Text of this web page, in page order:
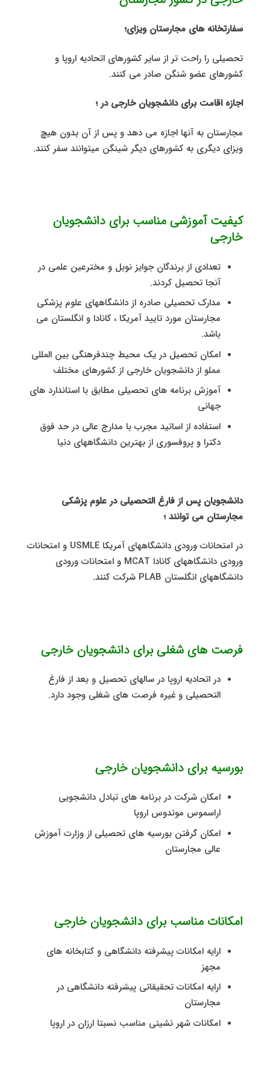
سفارتخانه های مجارستان ویزای؛
تحصیلی را راحت تر از سایر کشورهای اتحادیه اروپا و
کشورهای عضو شنگن صادر می کنند.
اجازه اقامت برای دانشجویان خارجی در ؛
مجارستان به آنها اجازه می دهد و پس از آن بدون هیچ
ویزای دیگری به کشورهای دیگر شینگن میتوانند سفر کنند.
کیفیت آموزشی مناسب برای دانشجویان
خارجی
تعدادی از برندگان جوایز نوبل و مخترعین علمی در
آنجا تحصیل کردند.
مدارک تحصیلی صادره از دانشگاههای علوم پزشکی
مجارستان مورد تایید آمریکا ، کانادا و انگلستان می
باشد.
امکان تحصیل در یک محیط چندفرهنگی بین المللی
مملو از دانشجویان خارجی از کشورهای مختلف
آموزش برنامه های تحصیلی مطابق با استاندارد های
جهانی
استفاده از اساتید مجرب با مدارج عالی در حد فوق
دکترا و پروفسوری از بهترین دانشگاههای دنیا
دانشجویان پس از فارغ التحصیلی در علوم پزشکی
مجارستان می توانند ؛
در امتحانات ورودی دانشگاههای آمریکا USMLE و امتحانات
ورودی دانشگاههای کانادا MCAT و امتحانات ورودی
دانشگاههای انگلستان PLAB شرکت کنند.
فرصت های شغلی برای دانشجویان خارجی
در اتحادیه اروپا در سالهای تحصیل و بعد از فارغ
التحصیلی و غیره فرصت های شغلی وجود دارد.
بورسیه برای دانشجویان خارجی
امکان شرکت در برنامه های تبادل دانشجویی
اراسموس موندوس اروپا
امکان گرفتن بورسیه های تحصیلی از وزارت آموزش
عالی مجارستان
امکانات مناسب برای دانشجویان خارجی
ارایه امکانات پیشرفته دانشگاهی و کتابخانه های
مجهز
ارایه امکانات تحقیقاتی پیشرفته دانشگاهی در
مجارستان
امکانات شهر نشینی مناسب نسبتا ارزان در اروپا